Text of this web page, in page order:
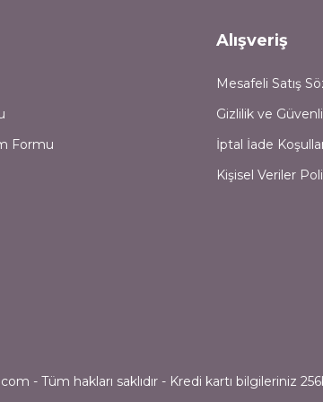
Formu
Alışveriş
Mesafeli Satış
Gizlilik ve
İptal İade
Kişisel Veriler
- Tüm hakları saklıdır - Kredi kartı bilgileriniz